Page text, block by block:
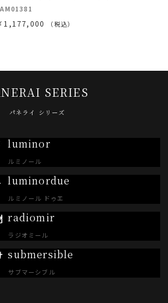
1,177,000 （税込）
SERIES
パネライ シリーズ
luminor
ルミノール
luminordue
ルミノール ドゥエ
radiomir
ラジオミール
submersible
サブマーシブル